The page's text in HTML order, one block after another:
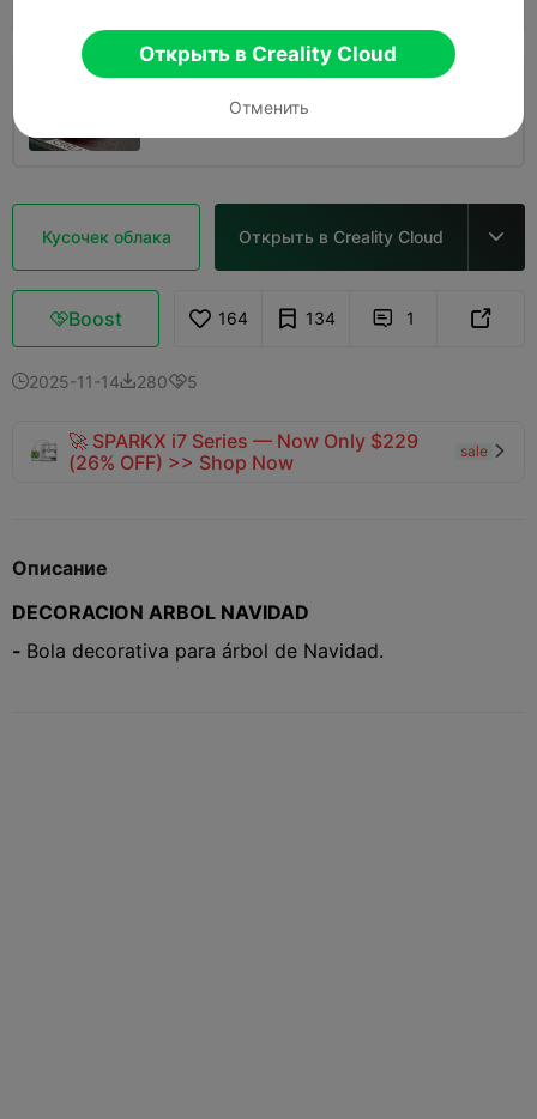
Кусочек облака Открыть в Creality Cloud 
Boost 164 134  1 
2025-11-142805
🚀 SPARKX i7 Series — Now Only $229
(26% OFF) >> Shop Now
sale 
Описание
DECORACION ARBOL NAVIDAD
- Bola decorativa para árbol de Navidad.
Открыть в Creality Cloud
Отменить